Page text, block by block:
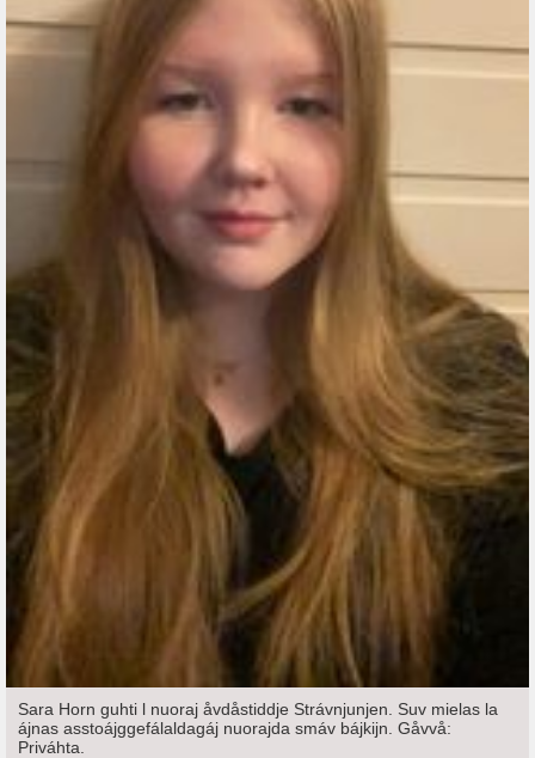
Sara Horn guhti l nuoraj åvdåstiddje Strávnjunjen. Suv mielas la
ájnas asstoájggefálaldagáj nuorajda smáv bájkijn. Gåvvå:
Priváhta.